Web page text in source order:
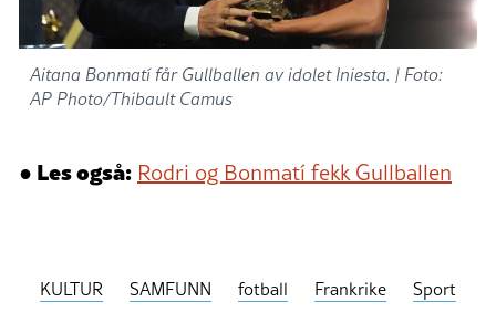
Aitana Bonmatí får Gullballen av idolet Iniesta. | Foto:
AP Photo/Thibault Camus
● Les også: Rodri og Bonmatí fekk Gullballen
KULTUR SAMFUNN fotball Frankrike Sport